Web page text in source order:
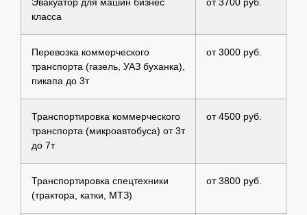
класса
Перевозка коммерческого
транспорта (газель, УАЗ буханка),
пикапа до 3т
от 3000 руб.
Транспортировка коммерческого
транспорта (микроавтобуса) от 3т
до 7т
от 4500 руб.
Транспортировка спецтехники
(трактора, катки, МТЗ)
от 3800 руб.